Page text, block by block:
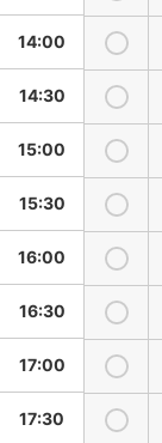
14:00
14:30
15:00
15:30
16:00
16:30
17:00
17:30